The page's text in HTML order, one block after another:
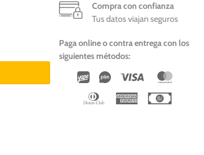
Compra con confianza
Tus datos viajan seguros
Paga online o contra entrega con los
siguientes métodos:
Wirecard
Vipps Visa
Dinners
American